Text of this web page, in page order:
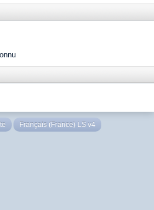
Français (France) LS v4